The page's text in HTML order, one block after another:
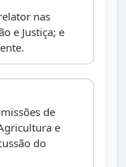
nas
e Justiça; e
de
e
do